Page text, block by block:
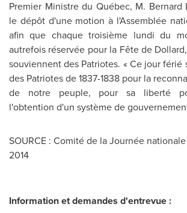
Premier Ministre du Québec, M. Bernard
le dépôt d'une motion à l'Assemblée
afin que chaque troisième lundi du
autrefois réservée pour la Fête de Dollard
souviennent des Patriotes. « Ce jour
des Patriotes de 1837-1838 pour la
de notre peuple, pour sa liberté
l'obtention d'un système de
SOURCE : Comité de la Journée
2014
Information et demandes d'entrevue :